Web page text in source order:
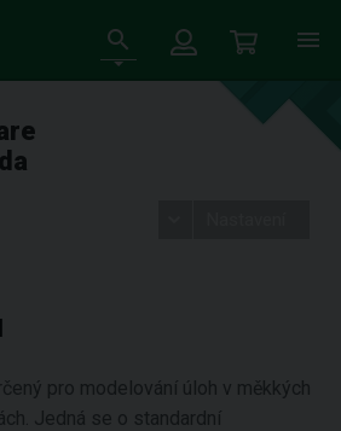
pro modelování úloh v měkkých
Jedná se o standardní